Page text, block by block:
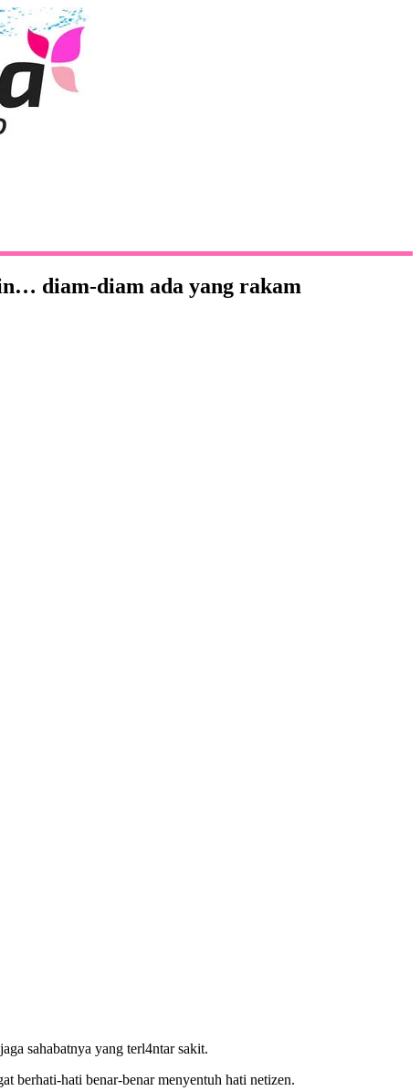
diam-diam ada yang rakam
sahabatnya yang terl4ntar sakit.
berhati-hati benar-benar menyentuh hati netizen.